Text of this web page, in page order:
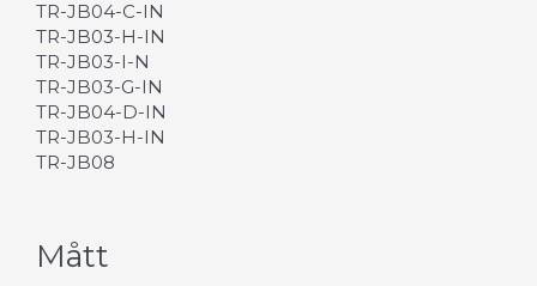
TR-JB04-C-IN
TR-JB03-H-IN
TR-JB03-I-N
TR-JB03-G-IN
TR-JB04-D-IN
TR-JB03-H-IN
TR-JB08
Mått